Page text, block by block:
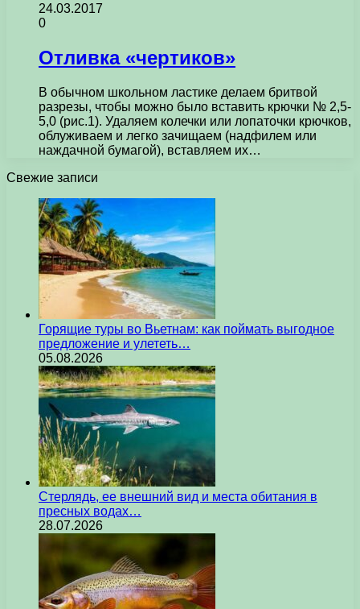
24.03.2017
0
Отливка «чертиков»
В обычном школьном ластике делаем бритвой
разрезы, чтобы можно было вставить крючки № 2,5-
5,0 (рис.1). Удаляем колечки или лопаточки крючков,
облуживаем и легко зачищаем (надфилем или
наждачной бумагой), вставляем их…
Свежие записи
Горящие туры во Вьетнам: как поймать выгодное
предложение и улететь…
05.08.2026
Стерлядь, ее внешний вид и места обитания в
пресных водах…
28.07.2026